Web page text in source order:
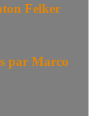
Felker
par Marco